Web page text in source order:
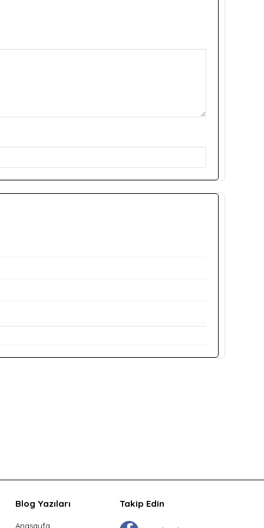
Blog Yazıları
Anasayfa
Takip Edin